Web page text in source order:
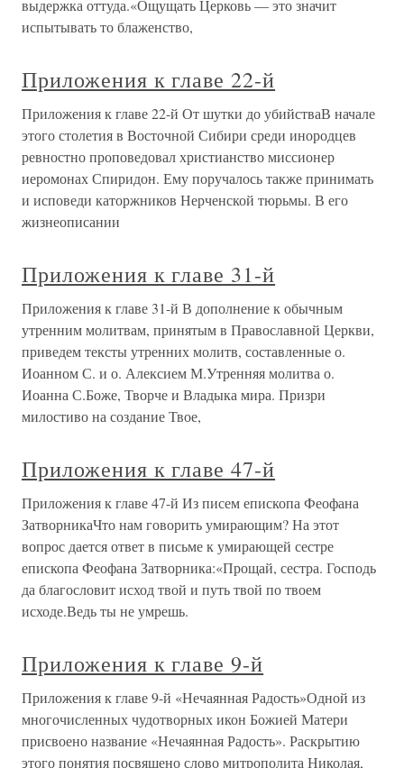
выдержка оттуда.«Ощущать Церковь — это значит
испытывать то блаженство,
Приложения к главе 22-й
Приложения к главе 22-й От шутки до убийстваВ начале
этого столетия в Восточной Сибири среди инородцев
ревностно проповедовал христианство миссионер
иеромонах Спиридон. Ему поручалось также принимать
и исповеди каторжников Нерченской тюрьмы. В его
жизнеописании
Приложения к главе 31-й
Приложения к главе 31-й В дополнение к обычным
утренним молитвам, принятым в Православной Церкви,
приведем тексты утренних молитв, составленные о.
Иоанном С. и о. Алексием М.Утренняя молитва о.
Иоанна С.Боже, Творче и Владыка мира. Призри
милостиво на создание Твое,
Приложения к главе 47-й
Приложения к главе 47-й Из писем епископа Феофана
ЗатворникаЧто нам говорить умирающим? На этот
вопрос дается ответ в письме к умирающей сестре
епископа Феофана Затворника:«Прощай, сестра. Господь
да благословит исход твой и путь твой по твоем
исходе.Ведь ты не умрешь.
Приложения к главе 9-й
Приложения к главе 9-й «Нечаянная Радость»Одной из
многочисленных чудотворных икон Божией Матери
присвоено название «Нечаянная Радость». Раскрытию
этого понятия посвящено слово митрополита Николая,